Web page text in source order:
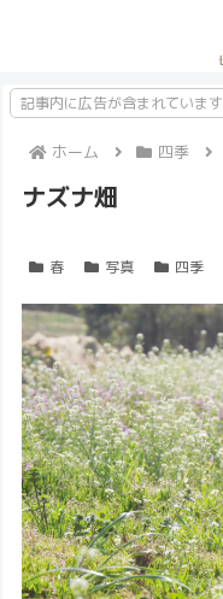
記事内に広告が含まれています
ホーム 四季
ナズナ畑
春 写真 四季